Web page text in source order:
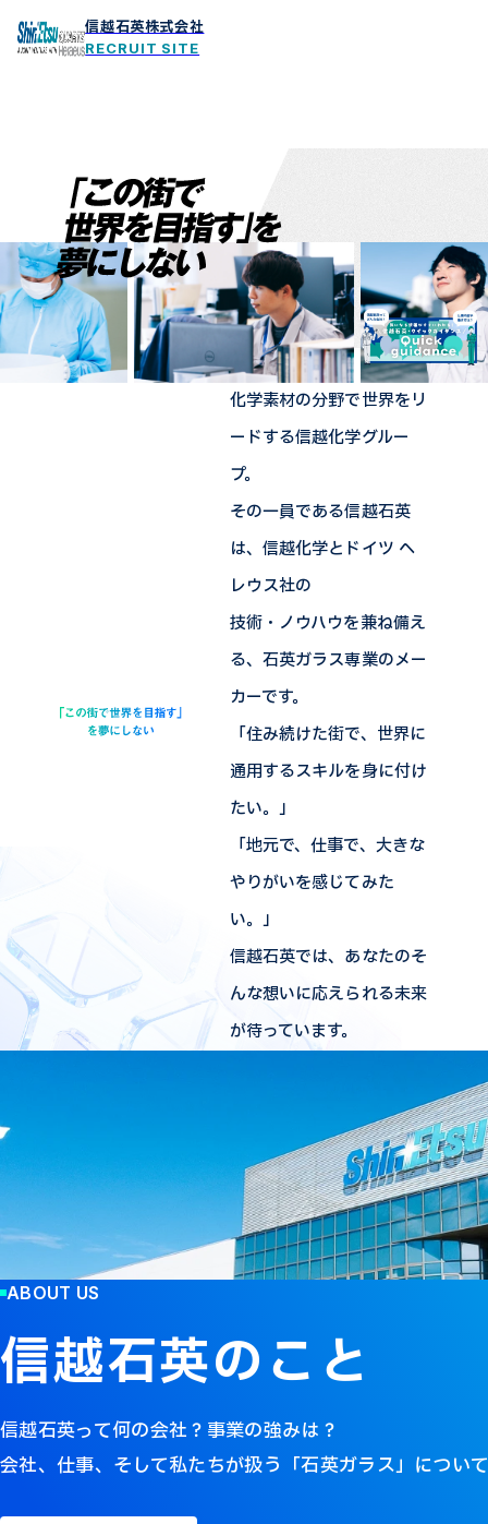
信越石英株式会社
RECRUIT SITE
化学素材の分野で世界をリ
ードする信越化学グルー
プ。
その一員である信越石英
は、信越化学とドイツ へ
レウス社の
技術・ノウハウを兼ね備え
る、石英ガラス専業のメー
カーです。
「住み続けた街で、世界に
通用するスキルを身に付け
たい。」
「地元で、仕事で、大きな
やりがいを感じてみた
い。」
信越石英では、あなたのそ
んな想いに応えられる未来
が待っています。
ABOUT US
信越石英のこと
信越石英って何の会社？事業の強みは？
会社、仕事、そして私たちが扱う「石英ガラス」につい